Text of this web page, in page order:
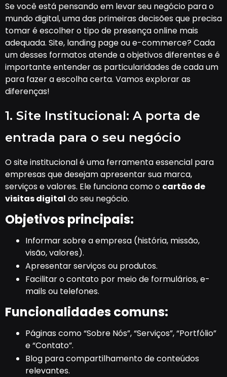
Se você está pensando em levar seu negócio para o
mundo digital, uma das primeiras decisões que precisa
tomar é escolher o tipo de presença online mais
adequada. Site, landing page ou e-commerce? Cada
um desses formatos atende a objetivos diferentes e é
importante entender as particularidades de cada um
para fazer a escolha certa. Vamos explorar as
diferenças!
1. Site Institucional: A porta de
entrada para o seu negócio
O site institucional é uma ferramenta essencial para
empresas que desejam apresentar sua marca,
serviços e valores. Ele funciona como o cartão de
visitas digital do seu negócio.
Objetivos principais:
Informar sobre a empresa (história, missão,
visão, valores).
Apresentar serviços ou produtos.
Facilitar o contato por meio de formulários, e-
mails ou telefones.
Funcionalidades comuns:
Páginas como “Sobre Nós”, “Serviços”, “Portfólio”
e “Contato”.
Blog para compartilhamento de conteúdos
relevantes.